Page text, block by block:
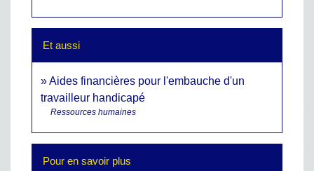
Et aussi
Aides financières pour l'embauche d'un
travailleur handicapé
Ressources humaines
Pour en savoir plus